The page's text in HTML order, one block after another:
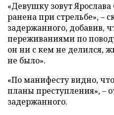
«Девушку зовут
ранена при стрельбе», –
задержанного, добавив,
переживаниями по
он ни с кем не делился,
не было».
«По манифесту видно,
планы преступления», –
задержанного.